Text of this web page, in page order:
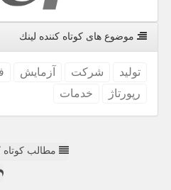
موضوع های كوتاه كننده لینك
تولید شركت آزمایش
رپورتاژ
خدمات
مطالب کوتاه